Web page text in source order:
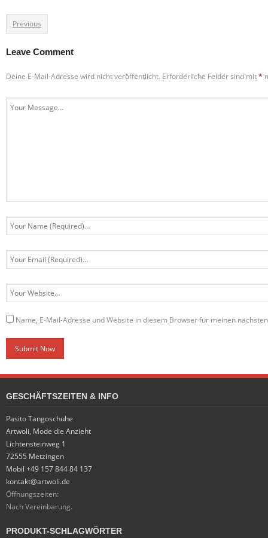
Previous
Leave Comment
Deine E-Mail-Adresse wird nicht veröffentlicht. Erforderliche Felder sind mit*
Name, E-Mail-Adresse und Website in diesem Browser für meinen
GESCHÄFTSZEITEN & INFO
Pasito Tangoschuhe
Artwoli, Mode die Anzieht
Lichtensteinweg 1
72555 Metzingen
Mobil +49 157 844 84 137
kontakt@artwoli.de
Öffnungszeiten:
Nach Vereinbarung.
PRODUKT-SCHLAGWÖRTER